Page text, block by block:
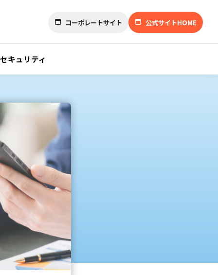
コーポレートサイト 公式サイトHOME
セキュリティ